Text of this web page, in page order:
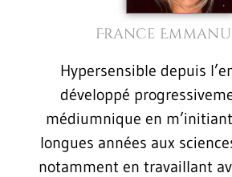
France
Hypersensible depuis
développé
médiumnique en
longues années aux
notamment en travaillant